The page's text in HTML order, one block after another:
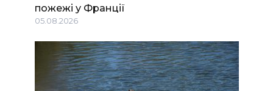
пожежі у Франції
05.08.2026